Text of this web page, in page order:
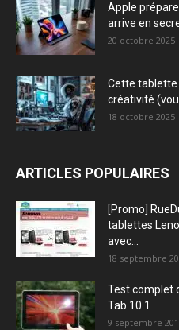
Apple prépare
arrive en
20 octobre 2025
Cette tablette
créativité
18 octobre 2025
ARTICLES POPULAIRES
[Promo]
tablettes
avec...
18 septembre
Test complet
Tab 10.1
9 septembre